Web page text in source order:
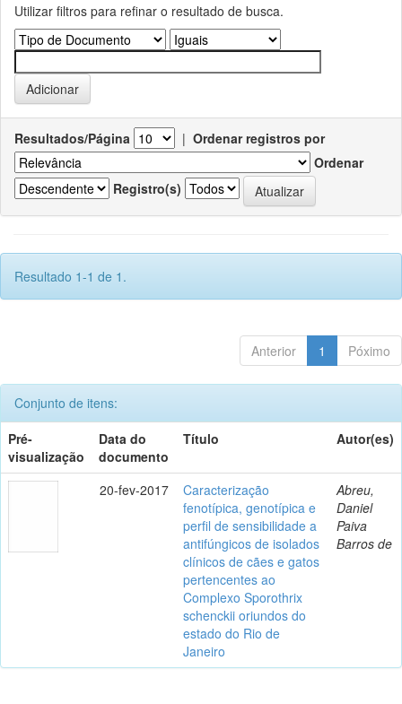
Utilizar filtros para refinar o resultado de busca.
Resultados/Página | Ordenar registros por
Ordenar
Registro(s)
Resultado 1-1 de 1.
Anterior 1 Póximo
Conjunto de itens:
Pré-
visualização
Data do
documento
Título Autor(es)
20-fev-2017
Caracterização
fenotípica, genotípica e
perfil de sensibilidade a
antifúngicos de isolados
clínicos de cães e gatos
pertencentes ao
Complexo Sporothrix
schenckii oriundos do
estado do Rio de
Janeiro
Abreu,
Daniel
Paiva
Barros de